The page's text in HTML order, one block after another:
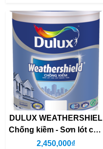
DULUX WEATHERSHIEL
Chống kiềm - Sơn lót cao
cấp ngoài trời (Thùng
2,450,000₫